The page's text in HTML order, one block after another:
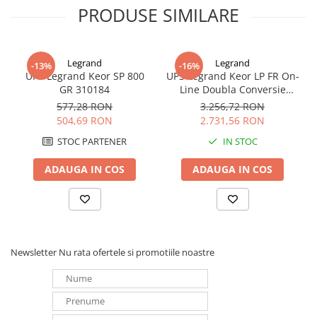
Panouri portabile
Statii energie portabile
Diverse
Intrerupatoare si prize
Dulapuri pentru cablare
Sigurante
Tablouri electrice
Lumina (Becuri si Lanterne)
cabluri USB, prelungitoare USB
Cablu de date si Adaptoare
Solutii solare portabile
Lichidare de stoc
PRODUSE SIMILARE
-13% Legrand
UPS Legrand Keor SP 800
GR 310184
577,28 RON
504,69 RON
STOC PARTENER
ADAUGA IN COS
-16% Legrand
UPS Legrand Keor LP FR On-
Line Doubla Conversie
2000VA 1800W 310157
3.256,72 RON
2.731,56 RON
IN STOC
ADAUGA IN COS
Newsletter Nu rata ofertele si promotiile noastre